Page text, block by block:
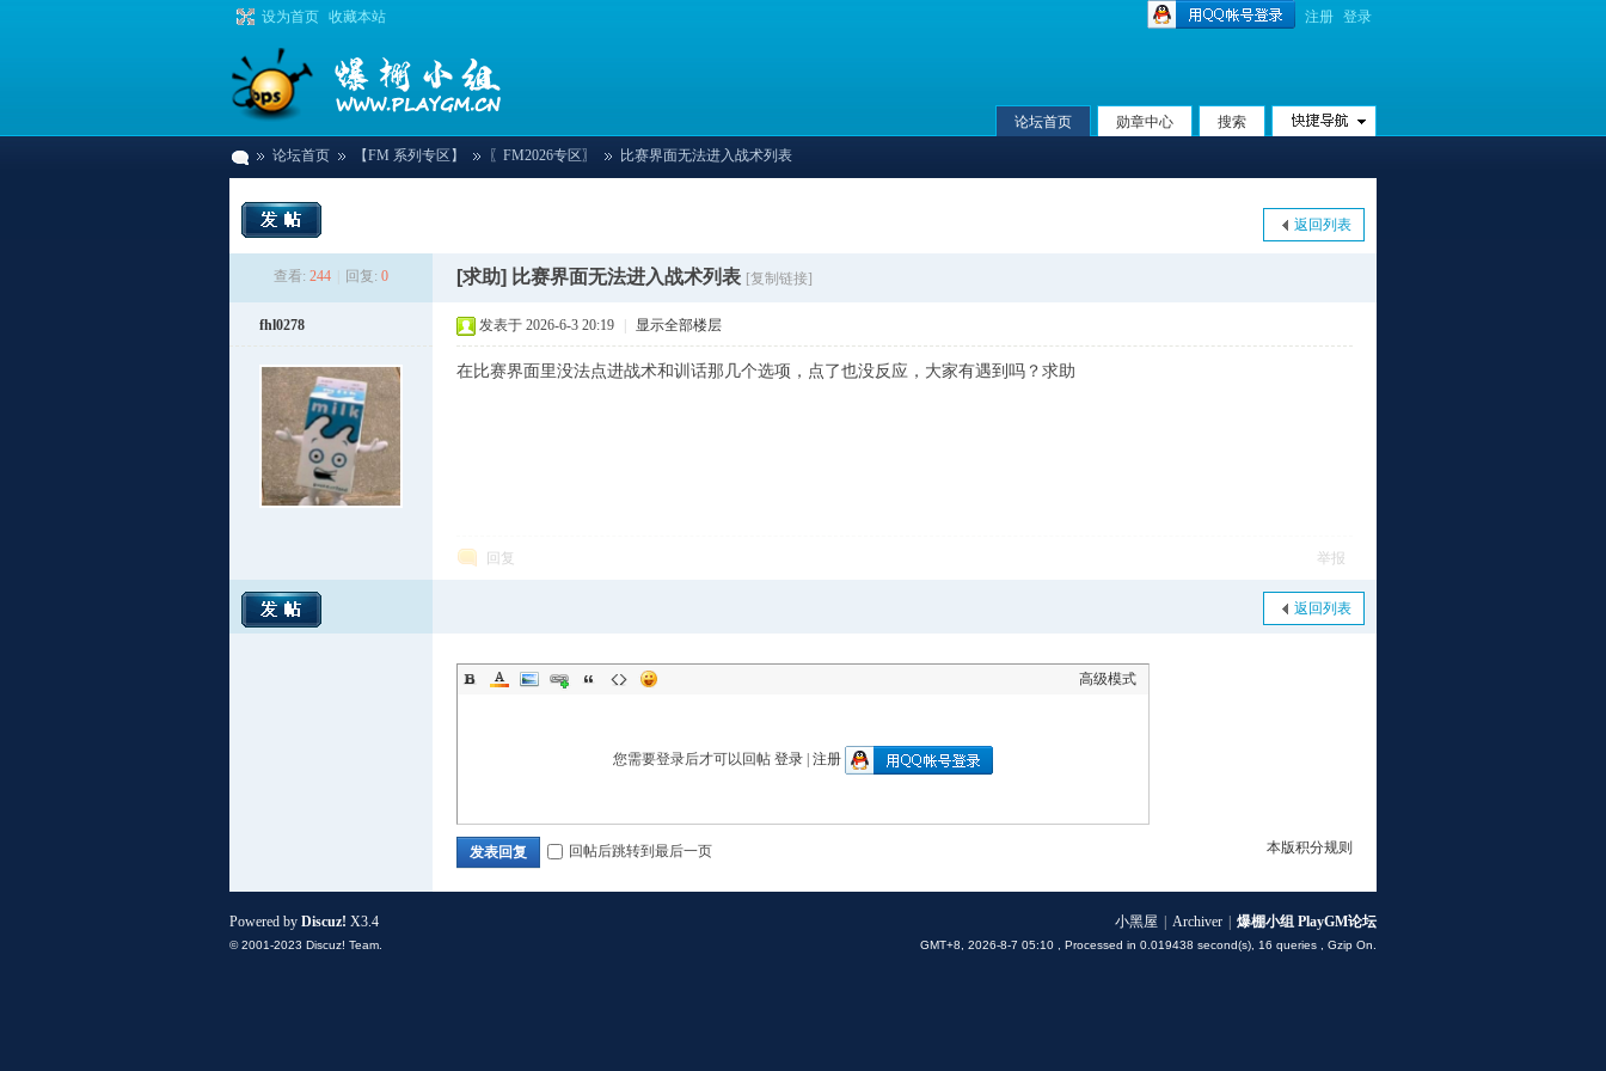
设为首页 收藏本站 注册 登录
论坛首页 勋章中心 搜索
爆 »
论坛首页
›
【FM 系列专区】 〖FM2026专区〗 比赛界面无法进入战术列表
返回列表
查看: 244 回复: 0 [求助] 比赛界面无法进入战术列表 [复制链接]
fhl0278 发表于 2026-6-3 20:19 显示全部楼层
在比赛界面里没法点进战术和训话那几个选项，点了也没反应，大家有遇到吗？求助
回复 举报
返回列表
高级模式
您需要登录后才可以回帖 登录 注册
本版积分规则
发表回复 回帖后跳转到最后一页
小黑屋 Archiver 爆棚小组 PlayGM论坛
GMT+8, 2026-8-7 05:10 , Processed in 0.019438 second(s), 16 queries , Gzip On.
Powered by Discuz! X3.4
© 2001-2023 Discuz! Team